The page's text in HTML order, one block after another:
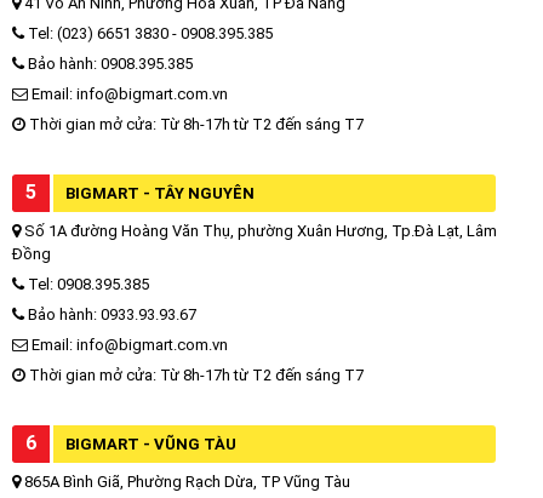
Tel: (023) 6651 3830 - 0908.395.385
Bảo hành: 0908.395.385
Email: info@bigmart.com.vn
Thời gian mở cửa: Từ 8h-17h từ T2 đến sáng T7
5 BIGMART - TÂY NGUYÊN
Số 1A đường Hoàng Văn Thụ, phường Xuân Hương, Tp.Đà Lạt, Lâm
Đồng
Tel: 0908.395.385
Bảo hành: 0933.93.93.67
Email: info@bigmart.com.vn
Thời gian mở cửa: Từ 8h-17h từ T2 đến sáng T7
6 BIGMART - VŨNG TÀU
865A Bình Giã, Phường Rạch Dừa, TP Vũng Tàu